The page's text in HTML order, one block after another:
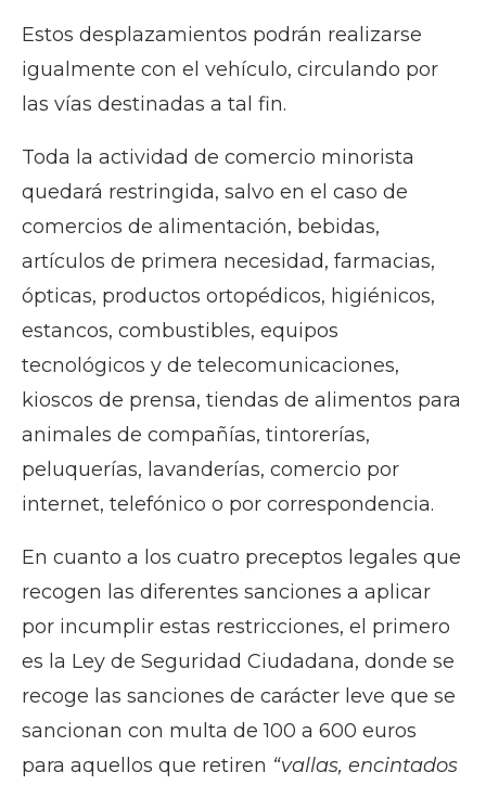
Estos desplazamientos podrán realizarse
igualmente con el vehículo, circulando por
las vías destinadas a tal fin.
Toda la actividad de comercio minorista
quedará restringida, salvo en el caso de
comercios de alimentación, bebidas,
artículos de primera necesidad, farmacias,
ópticas, productos ortopédicos, higiénicos,
estancos, combustibles, equipos
tecnológicos y de telecomunicaciones,
kioscos de prensa, tiendas de alimentos para
animales de compañías, tintorerías,
peluquerías, lavanderías, comercio por
internet, telefónico o por correspondencia.
En cuanto a los cuatro preceptos legales que
recogen las diferentes sanciones a aplicar
por incumplir estas restricciones, el primero
es la Ley de Seguridad Ciudadana, donde se
recoge las sanciones de carácter leve que se
sancionan con multa de 100 a 600 euros
para aquellos que retiren “vallas, encintados